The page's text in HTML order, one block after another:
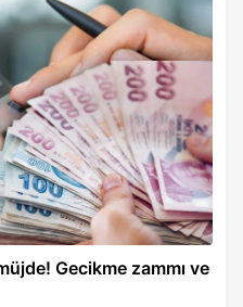
Gecikme zammı ve